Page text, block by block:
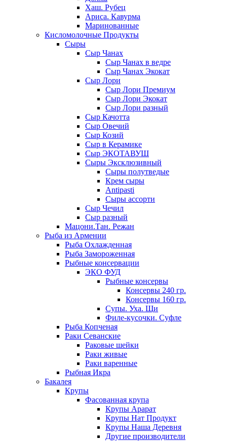
Хаш. Рубец
Ариса. Кавурма
Маринованные
Кисломолочные Продукты
Сыры
Сыр Чанах
Сыр Чанах в ведре
Сыр Чанах Экокат
Сыр Лори
Сыр Лори Премиум
Сыр Лори Экокат
Сыр Лори разный
Сыр Качотта
Сыр Овечий
Сыр Козий
Сыр в Керамике
Сыр ЭКОТАВУШ
Сыры Эксклюзивный
Сыры полутведые
Крем сыры
Antipasti
Сыры ассорти
Сыр Чечил
Сыр разный
Мацони.Тан. Режан
Рыба из Армении
Рыба Охлажденная
Рыба Замороженная
Рыбные консервации
ЭКО ФУД
Рыбные консервы
Консервы 240 гр.
Консервы 160 гр.
Супы. Уха. Щи
Филе-кусочки. Суфле
Рыба Копченая
Раки Севанские
Раковые шейки
Раки живые
Раки варенные
Рыбная Икра
Бакалея
Крупы
Фасованная крупа
Крупы Арарат
Крупы Нат Продукт
Крупы Наша Деревня
Другие производители